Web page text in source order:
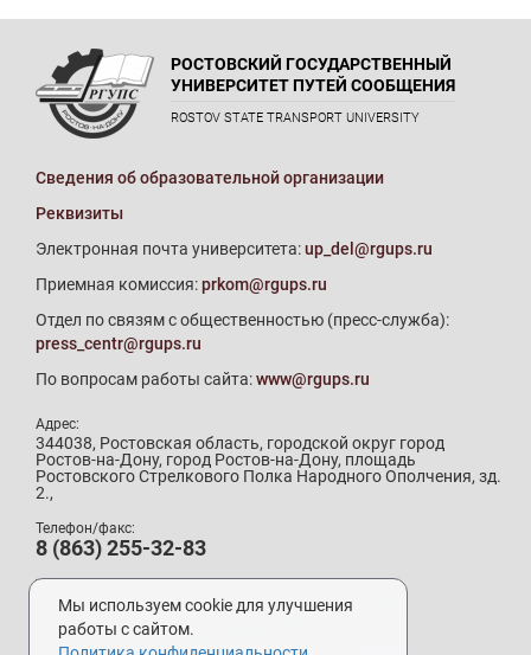
РОСТОВСКИЙ ГОСУДАРСТВЕННЫЙ
УНИВЕРСИТЕТ ПУТЕЙ СООБЩЕНИЯ
ROSTOV STATE TRANSPORT UNIVERSITY
Сведения об образовательной организации
Реквизиты
Электронная почта университета:up_del@rgups.ru
Приемная комиссия:prkom@rgups.ru
Отдел по связям с общественностью (пресс-служба):
press_centr@rgups.ru
По вопросам работы сайта:www@rgups.ru
Адрес:
344038, Ростовская область, городской округ город
Ростов-на-Дону, город Ростов-на-Дону, площадь
Ростовского Стрелкового Полка Народного Ополчения, зд.
2.,
Телефон/факс:
8 (863) 255-32-83
Телефон приемной комиссии:
8 (800) 707-19-29
8 (863) 272-64-88
Мы используем cookie для улучшения
работы с сайтом.